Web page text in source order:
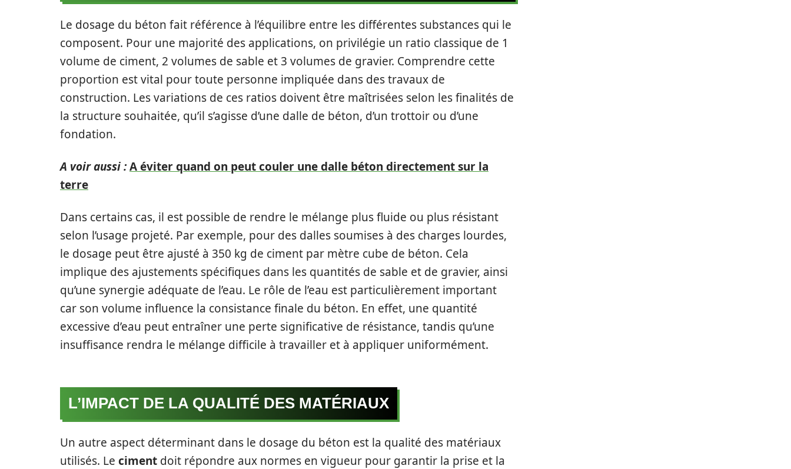
Le dosage du béton fait référence à l’équilibre entre les différentes substances qui le
composent. Pour une majorité des applications, on privilégie un ratio classique de 1
volume de ciment, 2 volumes de sable et 3 volumes de gravier. Comprendre cette
proportion est vital pour toute personne impliquée dans des travaux de
construction. Les variations de ces ratios doivent être maîtrisées selon les finalités de
la structure souhaitée, qu’il s’agisse d’une dalle de béton, d’un trottoir ou d’une
fondation.
A voir aussi :A éviter quand on peut couler une dalle béton directement sur la
terre
Dans certains cas, il est possible de rendre le mélange plus fluide ou plus résistant
selon l’usage projeté. Par exemple, pour des dalles soumises à des charges lourdes,
le dosage peut être ajusté à 350 kg de ciment par mètre cube de béton. Cela
implique des ajustements spécifiques dans les quantités de sable et de gravier, ainsi
qu’une synergie adéquate de l’eau. Le rôle de l’eau est particulièrement important
car son volume influence la consistance finale du béton. En effet, une quantité
excessive d’eau peut entraîner une perte significative de résistance, tandis qu’une
insuffisance rendra le mélange difficile à travailler et à appliquer uniformément.
L’IMPACT DE LA QUALITÉ DES MATÉRIAUX
Un autre aspect déterminant dans le dosage du béton est la qualité des matériaux
utilisés. Le ciment doit répondre aux normes en vigueur pour garantir la prise et la